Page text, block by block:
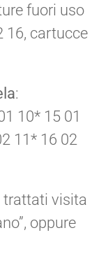
fuori uso
16, cartucce
:
10* 15 01
11* 16 02
trattati visita
oppure